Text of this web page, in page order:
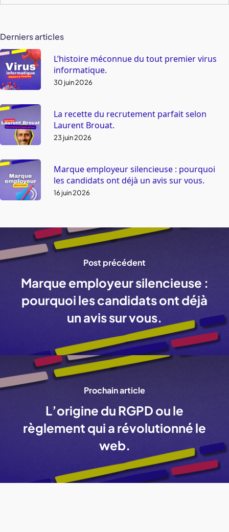
Derniers articles
L’histoire méconnue du tout premier virus
informatique.
30 juin 2026
La recette du recrutement parfait selon
Laurent Brouat.
23 juin 2026
Marque employeur silencieuse : pourquoi
les candidats ont déjà un avis sur vous.
16 juin 2026
Post précédent
Marque employeur silencieuse :
pourquoi les candidats ont déjà
un avis sur vous.
Prochain article
L’origine du RGPD ou le
règlement qui a révolutionné le
web.